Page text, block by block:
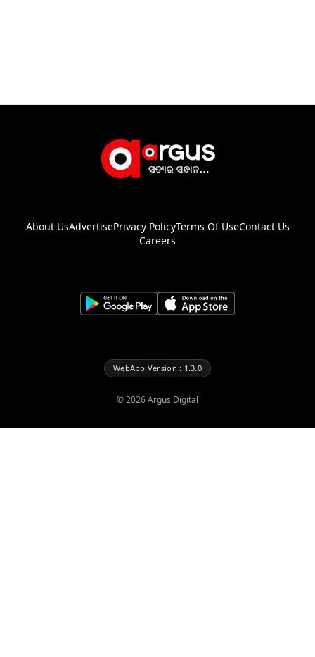
About UsAdvertisePrivacy PolicyTerms Of UseContact Us
Careers
WebApp Version : 1.3.0
©2026Argus Digital